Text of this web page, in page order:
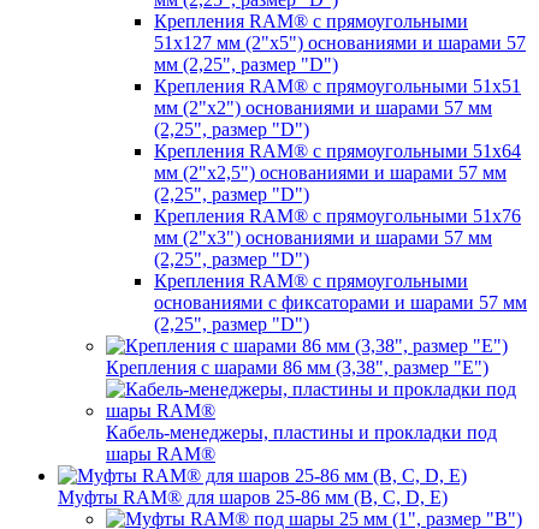
Крепления RAM® с прямоугольными
51х127 мм (2"х5") основаниями и шарами 57
мм (2,25", размер "D")
Крепления RAM® с прямоугольными 51х51
мм (2"х2") основаниями и шарами 57 мм
(2,25", размер "D")
Крепления RAM® с прямоугольными 51х64
мм (2"х2,5") основаниями и шарами 57 мм
(2,25", размер "D")
Крепления RAM® с прямоугольными 51х76
мм (2"х3") основаниями и шарами 57 мм
(2,25", размер "D")
Крепления RAM® с прямоугольными
основаниями с фиксаторами и шарами 57 мм
(2,25", размер "D")
Крепления с шарами 86 мм (3,38", размер "E")
Кабель-менеджеры, пластины и прокладки под
шары RAM®
Муфты RAM® для шаров 25-86 мм (B, C, D, E)